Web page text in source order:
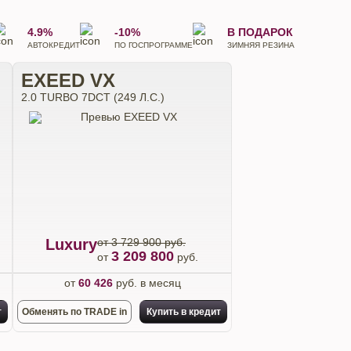
4.9%
АВТОКРЕДИТ
-10%
ПО ГОСПРОГРАММЕ
В ПОДАРОК
ЗИМНЯЯ РЕЗИНА
EXEED VX
2.0 TURBO 7DCT (249 Л.С.)
Luxuryот 3 729 900 руб.
от3 209 800 руб.
от60 426руб. в месяц
Обменять по TRADE in Купить в кредит